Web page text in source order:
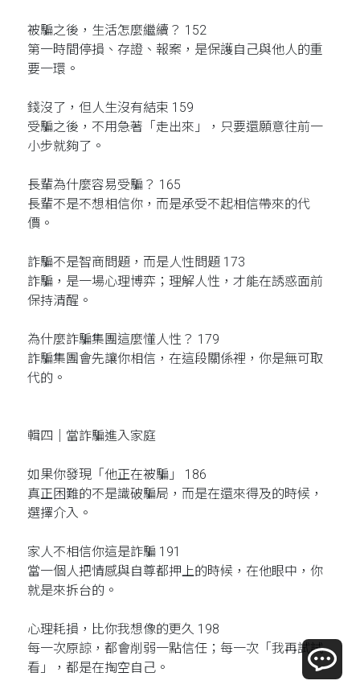
被騙之後，生活怎麼繼續？ 152
第一時間停損、存證、報案，是保護自己與他人的重
要一環。
錢沒了，但人生沒有結束 159
受騙之後，不用急著「走出來」，只要還願意往前一
小步就夠了。
長輩為什麼容易受騙？ 165
長輩不是不想相信你，而是承受不起相信帶來的代
價。
詐騙不是智商問題，而是人性問題 173
詐騙，是一場心理博弈；理解人性，才能在誘惑面前
保持清醒。
為什麼詐騙集團這麼懂人性？ 179
詐騙集團會先讓你相信，在這段關係裡，你是無可取
代的。
輯四｜當詐騙進入家庭
如果你發現「他正在被騙」 186
真正困難的不是識破騙局，而是在還來得及的時候，
選擇介入。
家人不相信你這是詐騙 191
當一個人把情感與自尊都押上的時候，在他眼中，你
就是來拆台的。
心理耗損，比你我想像的更久 198
每一次原諒，都會削弱一點信任；每一次「我再試試
看」，都是在掏空自己。